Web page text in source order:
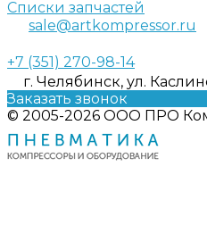
Списки запчастей
sale@artkompressor.ru
+7 (351) 270-98-14
г. Челябинск, ул.
Заказать звонок
© 2005-2026 ООО ПРО